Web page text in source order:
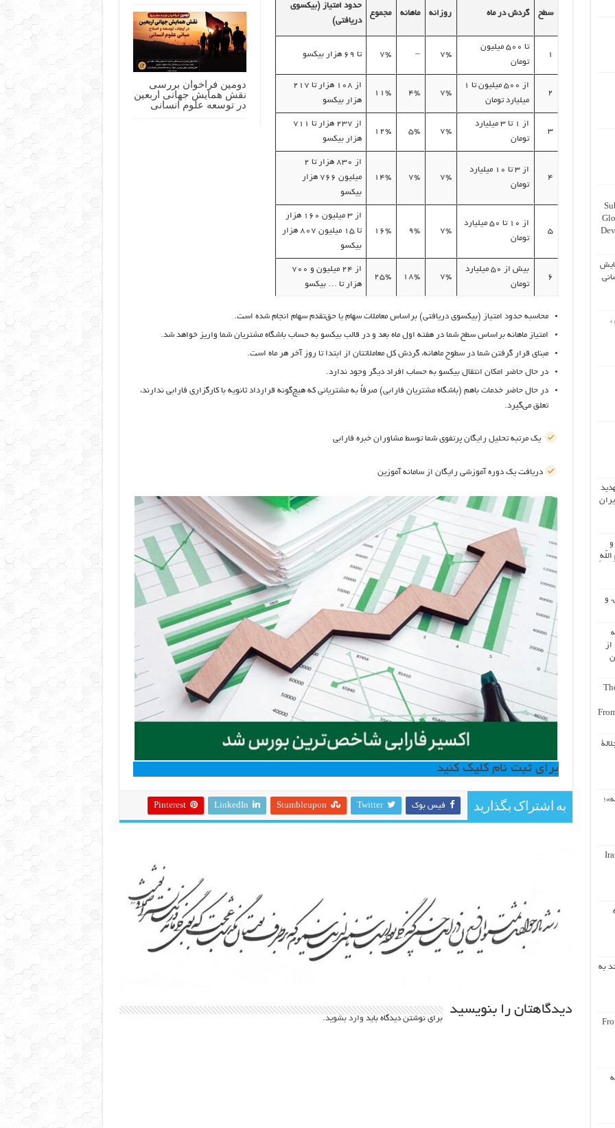
دومین فراخوان بررسی
نقش همایش جهانی اربعین
در توسعه علوم انسانی
سطح گردش در ماه روزانه ماهانه مجموع
حدود امتیاز (بیکسوی
دریافتی)
۱
تا ۵۰۰ میلیون
تومان
۷% – ۷% تا ۶۹ هزار بیکسو
۲
از ۵۰۰ میلیون تا ۱
میلیارد تومان
۷% ۴% ۱۱%
از ۱۰۸ هزار تا ۲۱۷
هزار بیکسو
۳
از ۱ تا ۳ میلیارد
تومان
۷% ۵% ۱۲%
از ۲۳۷ هزار تا ۷۱۱
هزار بیکسو
۴
از ۳ تا ۱۰ میلیارد
تومان
۷% ۷% ۱۴%
از ۸۳۰ هزار تا ۲
میلیون ۷۶۶ هزار
بیکسو
۵
از ۱۰ تا ۵۰ میلیارد
تومان
۷% ۹% ۱۶%
از ۳ میلیون ۱۶۰ هزار
تا ۱۵ میلیون ۸۰۷ هزار
بیکسو
۶
بیش از ۵۰ میلیارد
تومان
۷% ۱۸% ۲۵%
از ۲۴ میلیون و ۷۰۰
هزار تا … بیکسو
محاسبه حدود امتیاز (بیکسوی دریافتی) براساس معاملات سهام یا حق‌تقدم سهام انجام شده است.
امتیاز ماهانه براساس سطح شما در هفته اول ماه بعد و در قالب بیکسو به حساب باشگاه مشتریان شما واریز خواهد شد.
مبنای قرار گرفتن شما در سطوح ماهانه، گردش کل معاملاتتان از ابتدا تا روز آخر هر ماه است.
در حال حاضر امکان انتقال بیکسو به حساب افراد دیگر وجود ندارد.
در حال حاضر خدمات باهم (باشگاه مشتریان فارابی) صرفاً به مشتریانی که هیچ‌گونه قرارداد ثانویه با کارگزاری فارابی ندارند،
تعلق می‌گیرد.
یک مرتبه تحلیل رایگان پرتفوی شما توسط مشاوران خبره فارابی
دریافت یک دوره آموزشی رایگان از سامانه آموزین
برای ثبت نام کلیک کنید
به اشتراک بگذارید فیس بوک Twitter
Stumbleupon
LinkedIn
Pinterest
دیدگاهتان را بنویسید
برای نوشتن دیدگاه باید وارد بشوید.
و
به